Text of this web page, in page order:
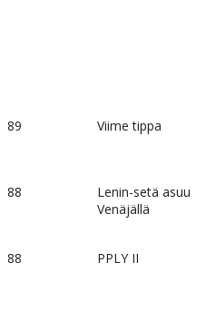
89 Viime tippa
88
Lenin-setä asuu
Venäjällä
88 PPLY II